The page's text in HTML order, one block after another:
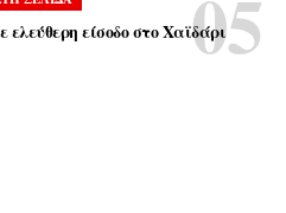
ελεύθερη είσοδο στο Χαϊδάρι